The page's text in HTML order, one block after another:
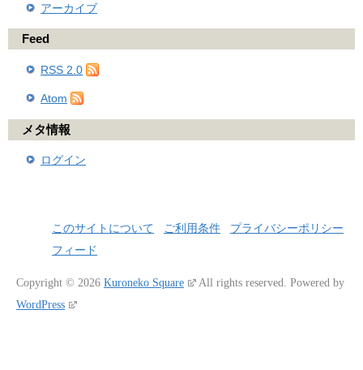
アーカイブ
Feed
RSS 2.0
Atom
メタ情報
ログイン
このサイトについて ご利用条件
プライバシーポリシー
フィード
Copyright © 2026 Kuroneko Square All rights reserved. Powered by
WordPress